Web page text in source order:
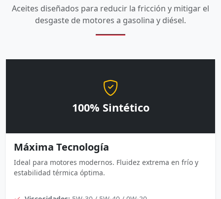
Aceites diseñados para reducir la fricción y mitigar el
desgaste de motores a gasolina y diésel.
100% Sintético
Máxima Tecnología
Ideal para motores modernos. Fluidez extrema en frío y
estabilidad térmica óptima.